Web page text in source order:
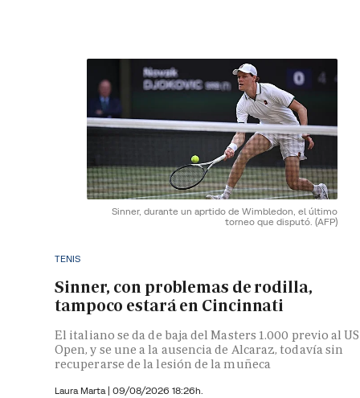
Sinner, durante un aprtido de Wimbledon, el último
torneo que disputó. (AFP)
TENIS
Sinner, con problemas de rodilla,
tampoco estará en Cincinnati
El italiano se da de baja del Masters 1.000 previo al US
Open, y se une a la ausencia de Alcaraz, todavía sin
recuperarse de la lesión de la muñeca
Laura Marta | 09/08/2026 18:26h.